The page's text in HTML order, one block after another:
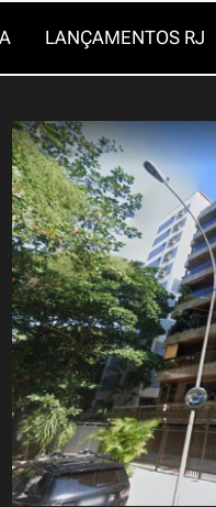
LANÇAMENTOS RJ